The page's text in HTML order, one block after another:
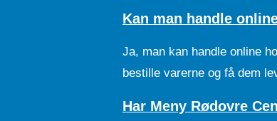
Kan man handle
Ja, man kan handle online
bestille varerne og få dem
Har Meny Rødovre